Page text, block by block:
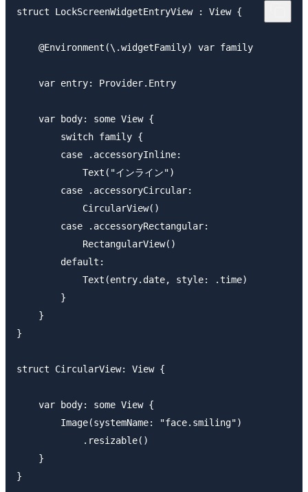
struct LockScreenWidgetEntryView : View {
    @Environment(\.widgetFamily) var family
    var entry: Provider.Entry
    var body: some View {
        switch family {
        case .accessoryInline:
            Text("インライン")
        case .accessoryCircular:
            CircularView()
        case .accessoryRectangular:
            RectangularView()
        default:
            Text(entry.date, style: .time)
        }
    }
}
struct CircularView: View {
    var body: some View {
        Image(systemName: "face.smiling")
            .resizable()
    }
}